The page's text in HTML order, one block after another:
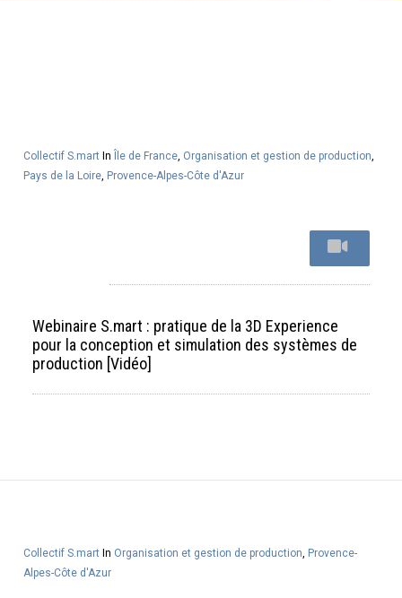
Collectif S.mart In Île de France, Organisation et gestion de production
Pays de la Loire, Provence-Alpes-Côte d'Azur
Webinaire S.mart : pratique de la 3D Experience
pour la conception et simulation des systèmes de
production [Vidéo]
Collectif S.mart In Organisation et gestion de production Provence-
Alpes-Côte d'Azur